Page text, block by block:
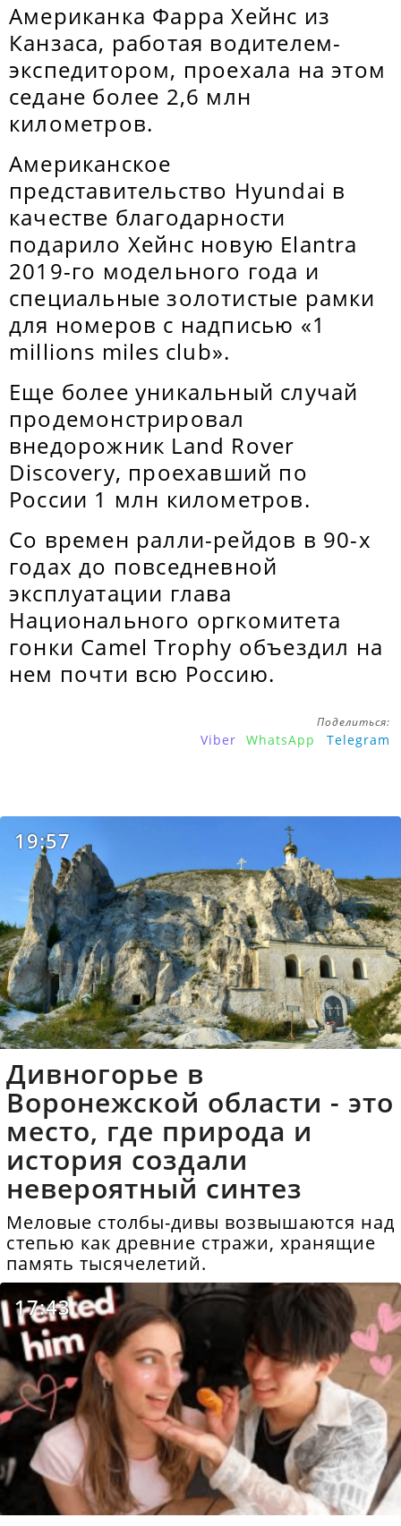
Американка Фарра Хейнс из
Канзаса, работая водителем-
экспедитором, проехала на этом
седане более 2,6 млн
километров.
Американское
представительство Hyundai в
качестве благодарности
подарило Хейнс новую Elantra
2019-го модельного года и
специальные золотистые рамки
для номеров с надписью «1
millions miles club».
Еще более уникальный случай
продемонстрировал
внедорожник Land Rover
Discovery, проехавший по
России 1 млн километров.
Со времен ралли-рейдов в 90-х
годах до повседневной
эксплуатации глава
Национального оргкомитета
гонки Camel Trophy объездил на
нем почти всю Россию.
Поделиться:
Viber WhatsApp Telegram
19:57
Дивногорье в
Воронежской области - это
место, где природа и
история создали
невероятный синтез
Меловые столбы-дивы возвышаются над
степью как древние стражи, хранящие
память тысячелетий.
17:43